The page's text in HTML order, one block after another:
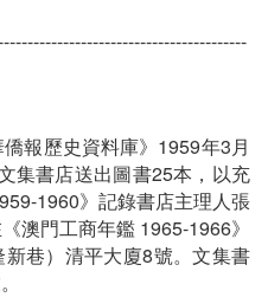
報歷史資料庫》1959年3月
集書店送出圖書25本，以充
1960》記錄書店主理人張
澳門工商年鑑 1965-1966》
巷）清平大廈8號。文集書